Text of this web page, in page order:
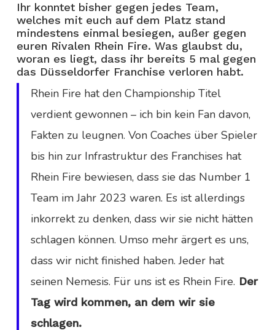
Ihr konntet bisher gegen jedes Team,
welches mit euch auf dem Platz stand
mindestens einmal besiegen, außer gegen
euren Rivalen Rhein Fire. Was glaubst du,
woran es liegt, dass ihr bereits 5 mal gegen
das Düsseldorfer Franchise verloren habt.
Rhein Fire hat den Championship Titel
verdient gewonnen – ich bin kein Fan davon,
Fakten zu leugnen. Von Coaches über Spieler
bis hin zur Infrastruktur des Franchises hat
Rhein Fire bewiesen, dass sie das Number 1
Team im Jahr 2023 waren. Es ist allerdings
inkorrekt zu denken, dass wir sie nicht hätten
schlagen können. Umso mehr ärgert es uns,
dass wir nicht finished haben. Jeder hat
seinen Nemesis. Für uns ist es Rhein Fire. Der
Tag wird kommen, an dem wir sie
schlagen.